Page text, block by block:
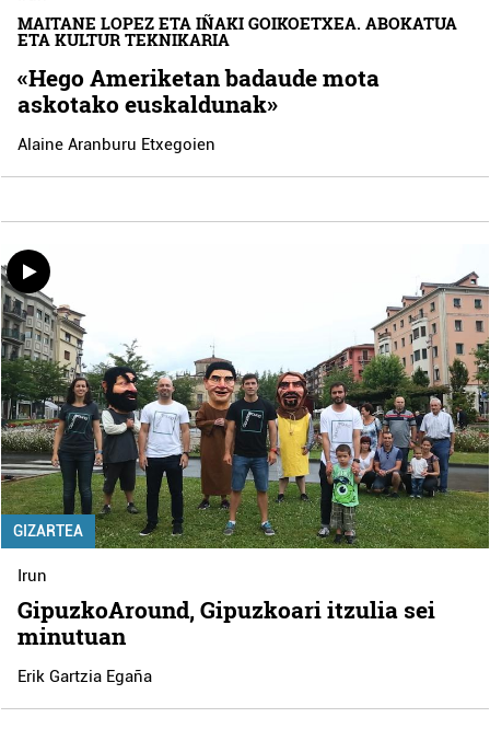
MAITANE LOPEZ ETA IÑAKI GOIKOETXEA. ABOKATUA
ETA KULTUR TEKNIKARIA
«Hego Ameriketan badaude mota
askotako euskaldunak»
Alaine Aranburu Etxegoien
GIZARTEA
Irun
GipuzkoAround, Gipuzkoari itzulia sei
minutuan
Erik Gartzia Egaña